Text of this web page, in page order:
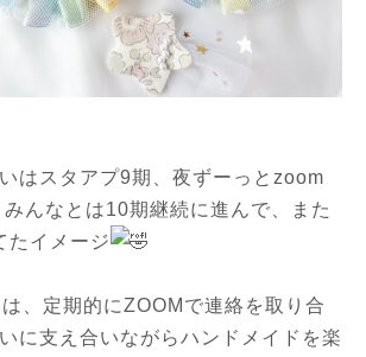
はスタアプ9期、夜ずーっとzoom
んなとは10期継続に進んで、また
たイメージ
、定期的にZOOMで連絡を取り合
に支え合いながらハンドメイドを楽